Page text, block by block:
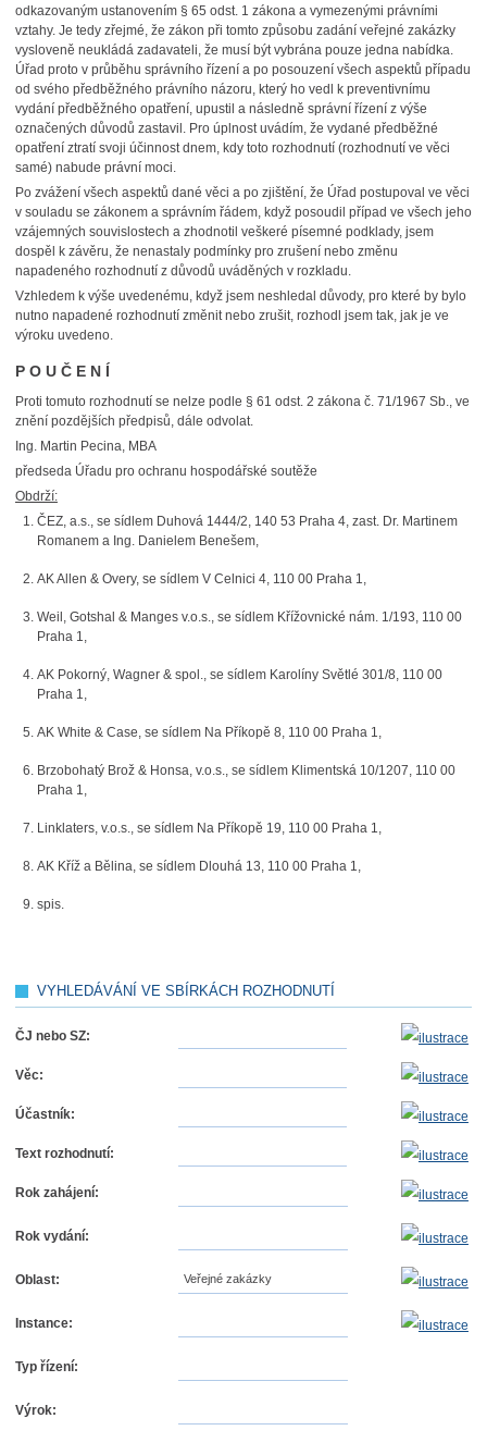
odkazovaným ustanovením § 65 odst. 1 zákona a vymezenými právními
vztahy. Je tedy zřejmé, že zákon při tomto způsobu zadání veřejné zakázky
vysloveně neukládá zadavateli, že musí být vybrána pouze jedna nabídka.
Úřad proto v průběhu správního řízení a po posouzení všech aspektů případu
od svého předběžného právního názoru, který ho vedl k preventivnímu
vydání předběžného opatření, upustil a následně správní řízení z výše
označených důvodů zastavil. Pro úplnost uvádím, že vydané předběžné
opatření ztratí svoji účinnost dnem, kdy toto rozhodnutí (rozhodnutí ve věci
samé) nabude právní moci.
Po zvážení všech aspektů dané věci a po zjištění, že Úřad postupoval ve věci
v souladu se zákonem a správním řádem, když posoudil případ ve všech jeho
vzájemných souvislostech a zhodnotil veškeré písemné podklady, jsem
dospěl k závěru, že nenastaly podmínky pro zrušení nebo změnu
napadeného rozhodnutí z důvodů uváděných v rozkladu.
Vzhledem k výše uvedenému, když jsem neshledal důvody, pro které by bylo
nutno napadené rozhodnutí změnit nebo zrušit, rozhodl jsem tak, jak je ve
výroku uvedeno.
P O U Č E N Í
Proti tomuto rozhodnutí se nelze podle § 61 odst. 2 zákona č. 71/1967 Sb., ve
znění pozdějších předpisů, dále odvolat.
Ing. Martin Pecina, MBA
předseda Úřadu pro ochranu hospodářské soutěže
Obdrží:
ČEZ, a.s., se sídlem Duhová 1444/2, 140 53 Praha 4, zast. Dr. Martinem
Romanem a Ing. Danielem Benešem,
AK Allen & Overy, se sídlem V Celnici 4, 110 00 Praha 1,
Weil, Gotshal & Manges v.o.s., se sídlem Křížovnické nám. 1/193, 110 00
Praha 1,
AK Pokorný, Wagner & spol., se sídlem Karolíny Světlé 301/8, 110 00
Praha 1,
AK White & Case, se sídlem Na Příkopě 8, 110 00 Praha 1,
Brzobohatý Brož & Honsa, v.o.s., se sídlem Klimentská 10/1207, 110 00
Praha 1,
Linklaters, v.o.s., se sídlem Na Příkopě 19, 110 00 Praha 1,
AK Kříž a Bělina, se sídlem Dlouhá 13, 110 00 Praha 1,
spis.
VYHLEDÁVÁNÍ VE SBÍRKÁCH ROZHODNUTÍ
ČJ nebo SZ:
Věc:
Účastník:
Text rozhodnutí:
Rok zahájení:
Rok vydání:
Oblast: Veřejné zakázky
Instance:
Typ řízení:
Výrok: